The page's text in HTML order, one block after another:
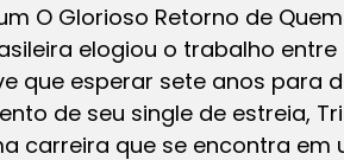
O Glorioso Retorno de
elogiou o trabalho entre
que esperar sete anos para
de seu single de estreia,
carreira que se encontra em